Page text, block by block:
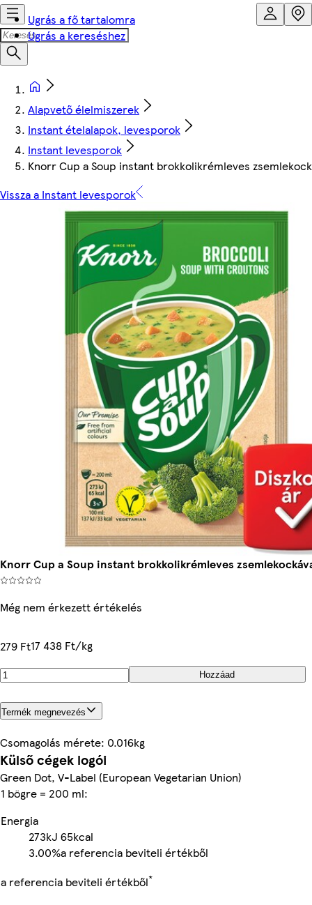
Ugrás a fő tartalomra
Ugrás a kereséshez
Alapvető élelmiszerek
Instant ételalapok, levesporok
Instant levesporok
Knorr Cup a Soup instant brokkolikrémleves
Vissza a Instant levesporok
Knorr Cup a Soup instant brokkolikrémleves
Még nem érkezett értékelés
279 Ft17 438 Ft/kg
Hozzáad
Termék megnevezés
Csomagolás mérete: 0.016kg
Külső cégek logói
Green Dot, V-Label (European Vegetarian Union)
1 bögre = 200 ml:
Energia
273kJ 65kcal
3.00%a referencia beviteli értékből
a referencia beviteli értékből*